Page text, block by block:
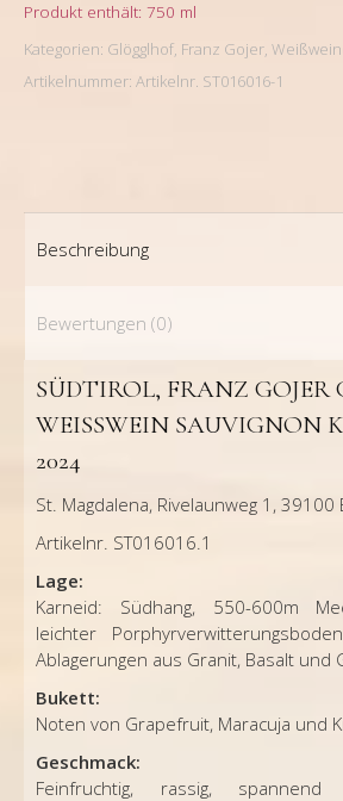
Produkt enthält: 750 ml
Kategorien: Glögglhof, Franz Gojer,
Artikelnummer: Artikelnr. ST016016-1
Beschreibung
Bewertungen (0)
SÜDTIROL, FRANZ GOJER
WEISSWEIN SAUVIGNON
024
St. Magdalena, Rivelaunweg 1, 39100
Artikelnr. ST016016.1
Lage:
Karneid: Südhang, 550-600m
leichter
Ablagerungen aus Granit, Basalt und
Bukett:
Noten von Grapefruit, Maracuja und
Geschmack:
Feinfruchtig, rassig, spannend